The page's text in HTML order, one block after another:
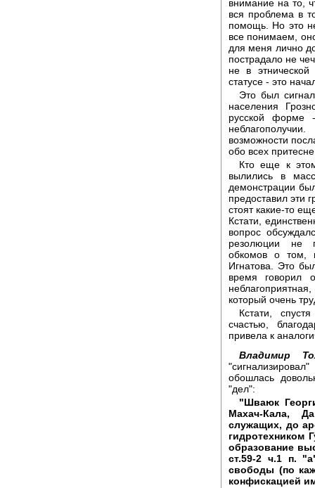
внимание на то,
вся проблема в
помощь. Но это
все понимаем,
для меня лично
пострадало не
не в
статусе - это
Это был
населения
русской форме
возможности
обо всех
Кто еще к
вылились в
демонстрации
предоставил эти
стоят какие-то
Кстати,
вопрос
резолюции не
обкомов о том,
Игнатова. Это
время говорил
который очень
Кстати,
счастью,
привела к
Владимир
обошлась
"дел":
"Шваюк
Махач-Кала,
служащих, до
гидротехником
образование
ст.59-2 ч.1 п.
свободы (по
конфискацией